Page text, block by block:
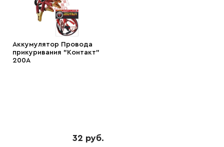
Аккумулятор Провода
прикуривания "Контакт"
200А
32 руб.